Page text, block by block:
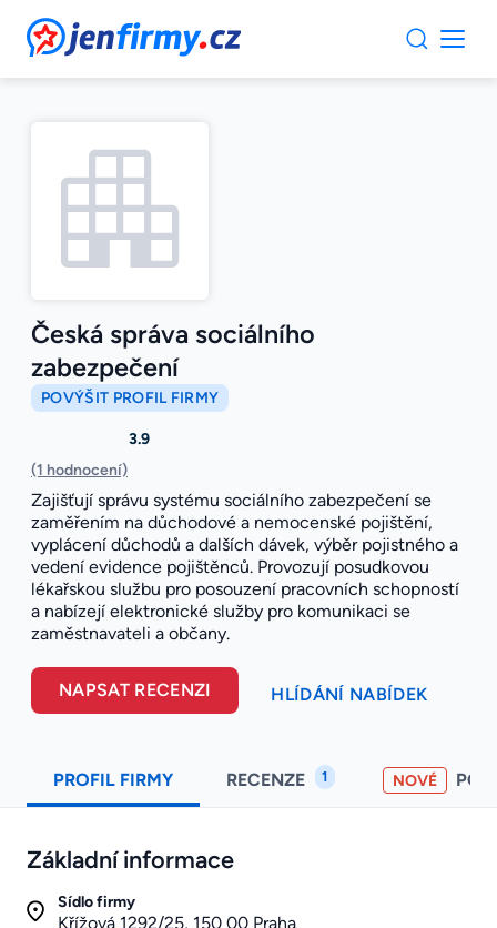
JenFirmy.cz
Česká správa sociálního
zabezpečení
POVÝŠIT PROFIL FIRMY
3.9
(1 hodnocení)
Zajišťují správu systému sociálního zabezpečení se
zaměřením na důchodové a nemocenské pojištění,
vyplácení důchodů a dalších dávek, výběr pojistného a
vedení evidence pojištěnců. Provozují posudkovou
lékařskou službu pro posouzení pracovních schopností
a nabízejí elektronické služby pro komunikaci se
zaměstnavateli a občany.
NAPSAT RECENZI HLÍDÁNÍ NABÍDEK
PROFIL FIRMY RECENZE 1 NOVÉ
Základní informace
Sídlo firmy
Křížová 1292/25, 150 00 Praha